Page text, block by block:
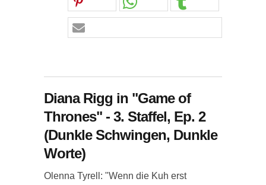
Diana Rigg in "Game of
Thrones" - 3. Staffel, Ep. 2
(Dunkle Schwingen, Dunkle
Worte)
Olenna Tyrell: "Wenn die Kuh erst